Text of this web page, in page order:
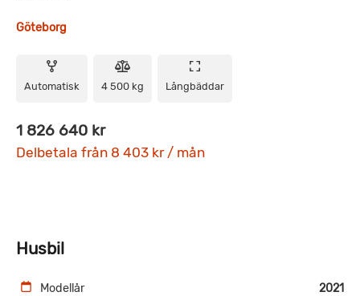
Göteborg
Automatisk 4 500 kg Långbäddar
1 826 640 kr
Delbetala från 8 403 kr / mån
Husbil
Modellår 2021